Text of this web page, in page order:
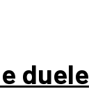
duele